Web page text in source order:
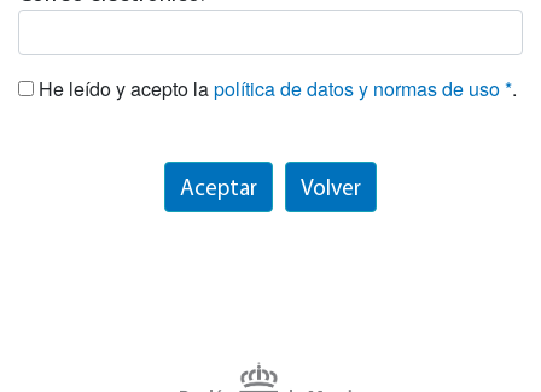
He leído y acepto lapolítica de datos y normas de uso *.